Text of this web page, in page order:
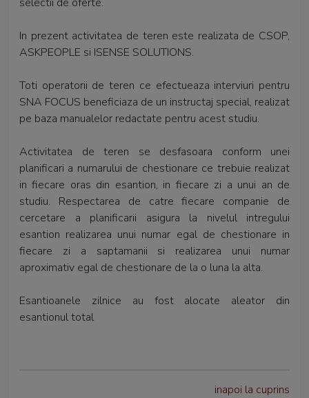
In prezent activitatea de teren este realizata de CSOP,
ASKPEOPLE si ISENSE SOLUTIONS.
Toti operatorii de teren ce efectueaza interviuri pentru
SNA FOCUS beneficiaza de un instructaj special, realizat
pe baza manualelor redactate pentru acest studiu.
Activitatea de teren se desfasoara conform unei
planificari a numarului de chestionare ce trebuie realizat
in fiecare oras din esantion, in fiecare zi a unui an de
studiu. Respectarea de catre fiecare companie de
cercetare a planificarii asigura la nivelul intregului
esantion realizarea unui numar egal de chestionare in
fiecare zi a saptamanii si realizarea unui numar
aproximativ egal de chestionare de la o luna la alta.
Esantioanele zilnice au fost alocate aleator din
esantionul total
inapoi la cuprins